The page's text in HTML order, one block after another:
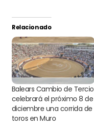
Relacionado
Balears Cambio de Tercio
celebrará el próximo 8 de
diciembre una corrida de
toros en Muro